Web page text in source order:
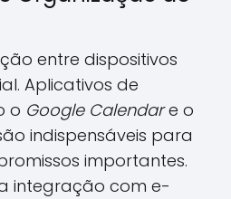
entre dispositivos
Aplicativos de
o Google Calendare o
indispensáveis para
importantes.
integração com e-